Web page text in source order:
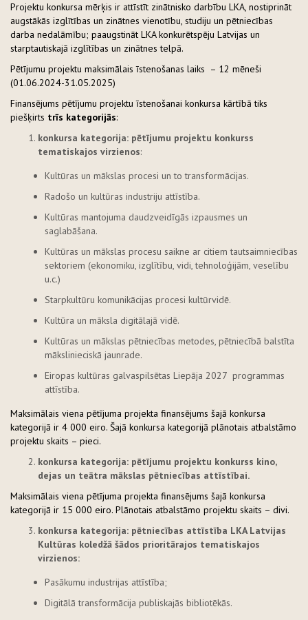
Projektu konkursa mērķis ir attīstīt zinātnisko darbību LKA, nostiprināt
augstākās izglītības un zinātnes vienotību, studiju un pētniecības
darba nedalāmību; paaugstināt LKA konkurētspēju Latvijas un
starptautiskajā izglītības un zinātnes telpā.
Pētījumu projektu maksimālais īstenošanas laiks – 12 mēneši
(01.06.2024-31.05.2025)
Finansējums pētījumu projektu īstenošanai konkursa kārtībā tiks
piešķirts trīs kategorijās:
konkursa kategorija: pētījumu projektu konkurss
tematiskajos virzienos:
Kultūras un mākslas procesi un to transformācijas.
Radošo un kultūras industriju attīstība.
Kultūras mantojuma daudzveidīgās izpausmes un
saglabāšana.
Kultūras un mākslas procesu saikne ar citiem tautsaimniecības
sektoriem (ekonomiku, izglītību, vidi, tehnoloģijām, veselību
u.c.)
Starpkultūru komunikācijas procesi kultūrvidē.
Kultūra un māksla digitālajā vidē.
Kultūras un mākslas pētniecības metodes, pētniecībā balstīta
mākslinieciskā jaunrade.
Eiropas kultūras galvaspilsētas Liepāja 2027 programmas
attīstība.
Maksimālais viena pētījuma projekta finansējums šajā konkursa
kategorijā ir 4 000 eiro. Šajā konkursa kategorijā plānotais atbalstāmo
projektu skaits – pieci.
konkursa kategorija: pētījumu projektu konkurss kino,
dejas un teātra mākslas pētniecības attīstībai.
Maksimālais viena pētījuma projekta finansējums šajā konkursa
kategorijā ir 15 000 eiro. Plānotais atbalstāmo projektu skaits – divi.
konkursa kategorija: pētniecības attīstība LKA Latvijas
Kultūras koledžā šādos prioritārajos tematiskajos
virzienos:
Pasākumu industrijas attīstība;
Digitālā transformācija publiskajās bibliotēkās.